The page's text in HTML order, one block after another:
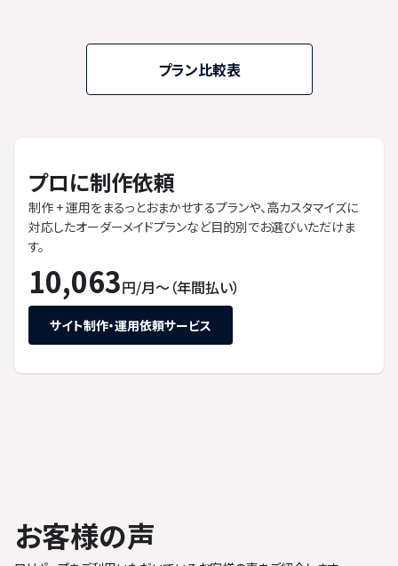
プラン比較表
プロに制作依頼
制作 + 運用をまるっとおまかせするプランや、高カスタマイズに
対応したオーダーメイドプランなど目的別でお選びいただけま
す。
10,063円/月〜（年間払い）
サイト制作・運用依頼サービス
お客様の声